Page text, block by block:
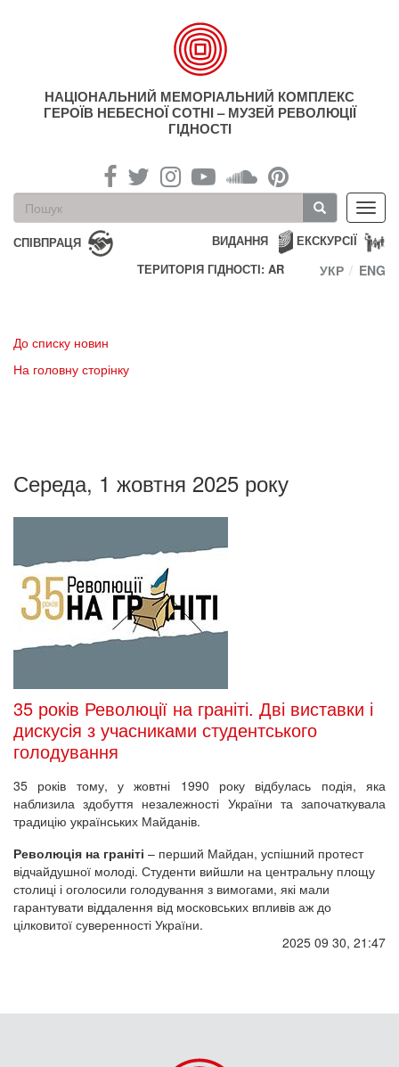
НАЦІОНАЛЬНИЙ МЕМОРІАЛЬНИЙ КОМПЛЕКС
ГЕРОЇВ НЕБЕСНОЇ СОТНІ – МУЗЕЙ РЕВОЛЮЦІЇ
ГІДНОСТІ
Пошукова
форма
Пошук
СПІВПРАЦЯ ЕКСКУРСІЇ
ВИДАННЯ
ТЕРИТОРІЯ ГІДНОСТІ: AR
УКР ENG
До списку новин
На головну сторінку
Середа, 1 жовтня 2025 року
35 років Революції на граніті. Дві виставки і
дискусія з учасниками студентського
голодування
35 років тому, у жовтні 1990 року відбулась подія, яка
наблизила здобуття незалежності України та започаткувала
традицію українських Майданів.
Революція на граніті – перший Майдан, успішний протест
відчайдушної молоді. Студенти вийшли на центральну площу
столиці і оголосили голодування з вимогами, які мали
гарантувати віддалення від московських впливів аж до
цілковитої суверенності України.
2025 09 30, 21:47